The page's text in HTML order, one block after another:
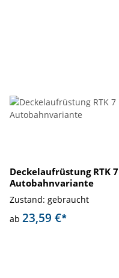
Deckelaufrüstung RTK 7
Autobahnvariante
Zustand: gebraucht
ab 23,59 €*